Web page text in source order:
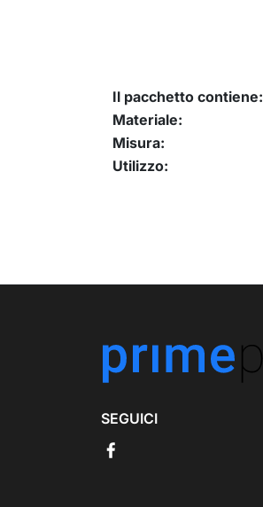
Il pacchetto contiene:
Materiale:
Misura:
Utilizzo:
SEGUICI